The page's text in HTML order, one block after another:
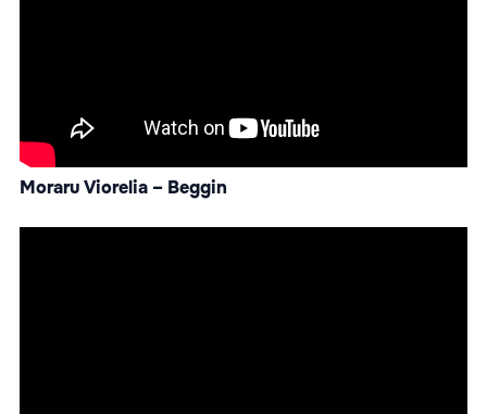
Moraru Viorelia – Beggin